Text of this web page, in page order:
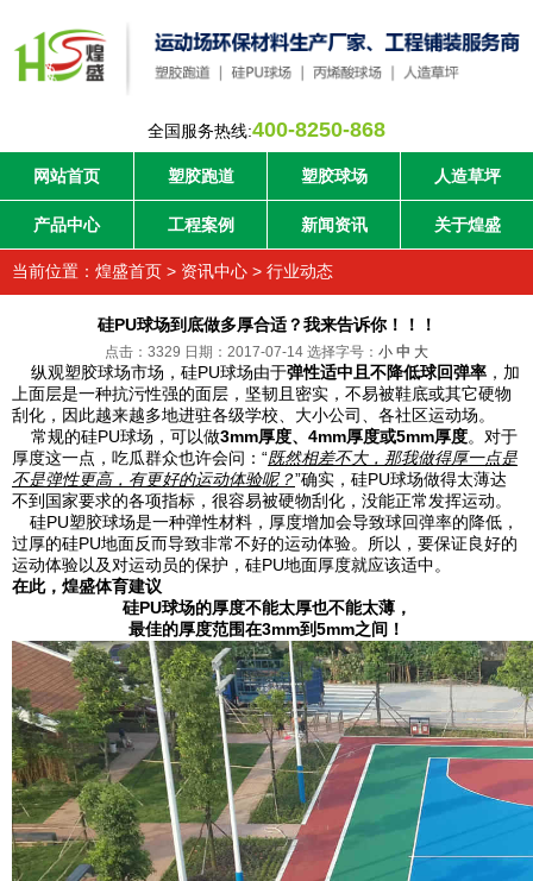
全国服务热线:400-8250-868
网站首页 塑胶跑道 塑胶球场 人造草坪
产品中心 工程案例 新闻资讯 关于煌盛
当前位置： 煌盛首页 > 资讯中心 > 行业动态
硅PU球场到底做多厚合适？我来告诉你！！！
点击：3329 日期：2017-07-14 选择字号： 小 中 大
纵观塑胶球场市场，硅PU球场由于弹性适中且不降低球回弹率 ，加
上面层是一种抗污性强的面层，坚韧且密实，不易被鞋底或其它硬物
刮化，因此越来越多地进驻各级学校、大小公司、各社区运动场。
常规的硅PU球场，可以做3mm厚度、 4mm厚度或5mm厚度。对于
厚度这一点，吃瓜群众也许会问：“既然相差不大，那我做得厚一点是
不是弹性更高，有更好的运动体验呢？”确实，硅PU球场做得太薄达
不到国家要求的各项指标，很容易被硬物刮化，没能正常发挥运动。
硅PU塑胶球场是一种弹性材料，厚度增加会导致球回弹率的降低，
过厚的硅PU地面反而导致非常不好的运动体验。所以，要保证良好的
运动体验以及对运动员的保护，硅PU地面厚度就应该适中。
在此，煌盛体育建议
硅PU球场的厚度不能太厚也不能太薄，
最佳的厚度范围在3mm到5mm之间！